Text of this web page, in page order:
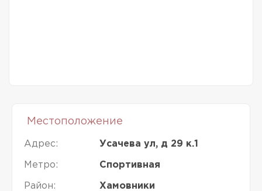
Местоположение
Адрес: Усачева ул, д 29 к.1
Метро: Спортивная
Район: Хамовники